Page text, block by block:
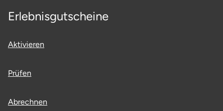
Erlebnisgutscheine
Aktivieren
Prüfen
Abrechnen